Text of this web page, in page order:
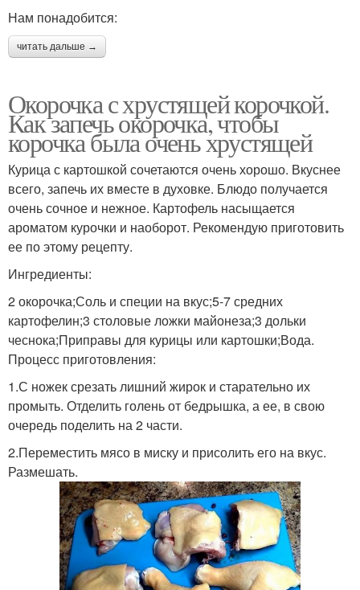
Нам понадобится:
читать дальше →
Окорочка с хрустящей корочкой.
Как запечь окорочка, чтобы
корочка была очень хрустящей
Курица с картошкой сочетаются очень хорошо. Вкуснее
всего, запечь их вместе в духовке. Блюдо получается
очень сочное и нежное. Картофель насыщается
ароматом курочки и наоборот. Рекомендую приготовить
ее по этому рецепту.
Ингредиенты:
2 окорочка;Соль и специи на вкус;5-7 средних
картофелин;3 столовые ложки майонеза;3 дольки
чеснока;Приправы для курицы или картошки;Вода.
Процесс приготовления:
1.С ножек срезать лишний жирок и старательно их
промыть. Отделить голень от бедрышка, а ее, в свою
очередь поделить на 2 части.
2.Переместить мясо в миску и присолить его на вкус.
Размешать.